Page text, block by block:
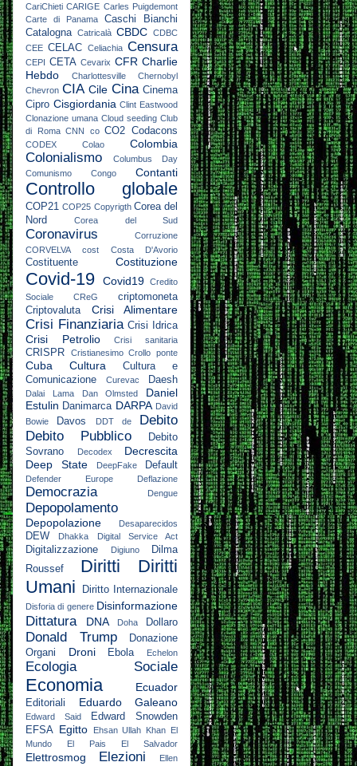
CariChieti CARIGE Carles Puigdemont
Carte di Panama
Caschi Bianchi
Catalogna Catricalà CBDC CDBC
CEE CELAC Celiachia Censura
CEPI CETA Cevarix CFR Charlie
Hebdo
Charlottesville
Chernobyl
Chevron CIA Cile Cina Cinema
Cipro Cisgiordania Clint Eastwood
Clonazione umana Cloud seeding Club
di Roma CNN co CO2 Codacons
CODEX Colao Colombia
Colonialismo
Columbus Day
Comunismo
Congo Contanti
Controllo globale
COP21 COP25 Copyrigth Corea del
Nord
Corea del Sud
Coronavirus
Corruzione
CORVELVA
cost Costa D'Avorio
Costituente Costituzione
Covid-19 Covid19
Credito
Sociale
CReG
criptomoneta
Criptovaluta
Crisi Alimentare
Crisi Finanziaria Crisi Idrica
Crisi Petrolio Crisi sanitaria
CRISPR Cristianesimo Crollo ponte
Cuba Cultura
Cultura e
Comunicazione
Curevac Daesh
Dalai Lama Dan Olmsted
Daniel
Estulin Danimarca DARPA David
Bowie
Davos DDT de
Debito
Debito Pubblico
Debito
Sovrano
Decodex
Decrescita
Deep State
DeepFake Default
Defender Europe Deflazione
Democrazia Dengue
Depopolamento
Depopolazione Desaparecidos
DEW Dhakka Digital Service Act
Digitalizzazione Digiuno
Dilma
Roussef
Diritti
Diritti
Umani
Diritto Internazionale
Disforia di genere Disinformazione
Dittatura DNA Doha Dollaro
Donald Trump
Donazione
Organi
Droni Ebola Echelon
Ecologia Sociale
Economia Ecuador
Editoriali Eduardo Galeano
Edward Said
Edward Snowden
EFSA Egitto Ehsan Ullah Khan El
Mundo
El Pais El Salvador
Elettrosmog Elezioni
Ellen